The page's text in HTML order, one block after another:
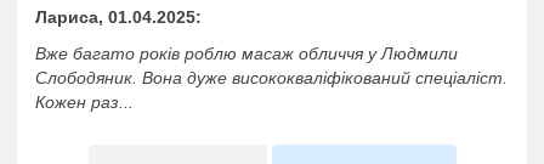
Лариса, 01.04.2025:
Вже багато років роблю масаж обличчя у Людмили
Слободяник. Вона дуже висококваліфікований спеціаліст.
Кожен раз...